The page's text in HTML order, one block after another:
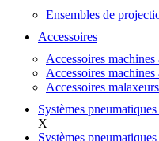
Ensembles de
Accessoires
Accessoires
Accessoires machines
Accessoires malaxeurs
Systèmes
X
Systèmes pneumatiques